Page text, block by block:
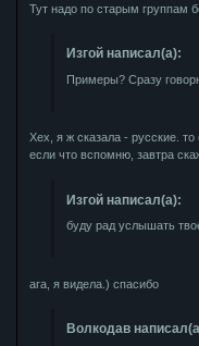
Тут надо по старым группам
Изгой написал(а):
Примеры? Сразу
Хех, я ж сказала - русские.
если что вспомню, завтра
Изгой написал(а):
буду рад услышать
ага, я видела.) спасибо
Bолкодав